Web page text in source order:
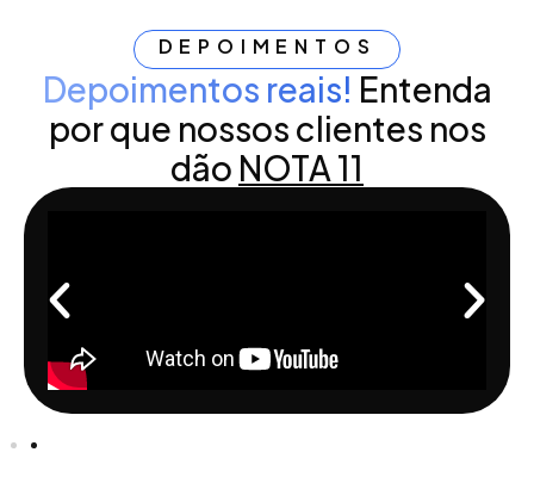
DEPOIMENTOS
Depoimentos reais! Entenda
por que nossos clientes nos
dão NOTA 11